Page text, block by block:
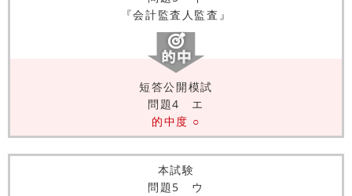
『会計監査人監査』
短答公開模試
問題4 エ
的中度 ○
本試験
問題5 ウ